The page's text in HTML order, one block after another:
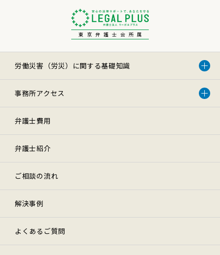
東京弁護士会所属
労働災害（労災）に関する基礎知識
事務所アクセス
弁護士費用
弁護士紹介
ご相談の流れ
解決事例
よくあるご質問